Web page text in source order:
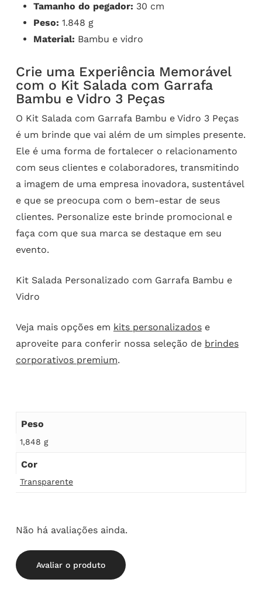
Tamanho do pegador: 30 cm
Peso: 1.848 g
Material: Bambu e vidro
Crie uma Experiência Memorável
com o Kit Salada com Garrafa
Bambu e Vidro 3 Peças
O Kit Salada com Garrafa Bambu e Vidro 3 Peças
é um brinde que vai além de um simples presente.
Ele é uma forma de fortalecer o relacionamento
com seus clientes e colaboradores, transmitindo
a imagem de uma empresa inovadora, sustentável
e que se preocupa com o bem-estar de seus
clientes. Personalize este brinde promocional e
faça com que sua marca se destaque em seu
evento.
Kit Salada Personalizado com Garrafa Bambu e
Vidro
Veja mais opções em kits personalizadose
aproveite para conferir nossa seleção de brindes
corporativos premium.
Peso
1,848 g
Cor
Transparente
Não há avaliações ainda.
Avaliar o produto